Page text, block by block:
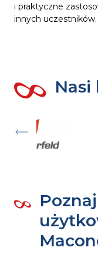
i praktyczne
innych uczestników.
Nasi